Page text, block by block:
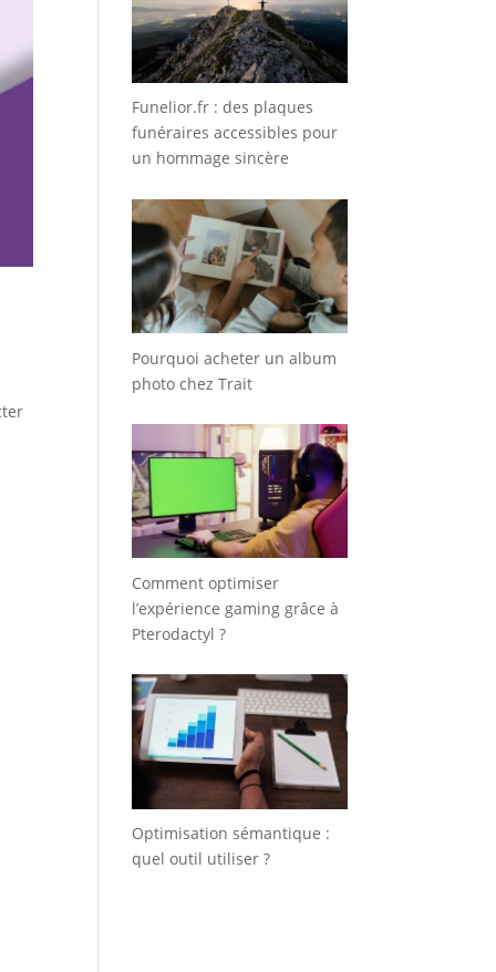
Funelior.fr : des plaques
funéraires accessibles pour
un hommage sincère
Pourquoi acheter un album
photo chez Trait
Comment optimiser
l’expérience gaming grâce à
Pterodactyl ?
Optimisation sémantique :
quel outil utiliser ?